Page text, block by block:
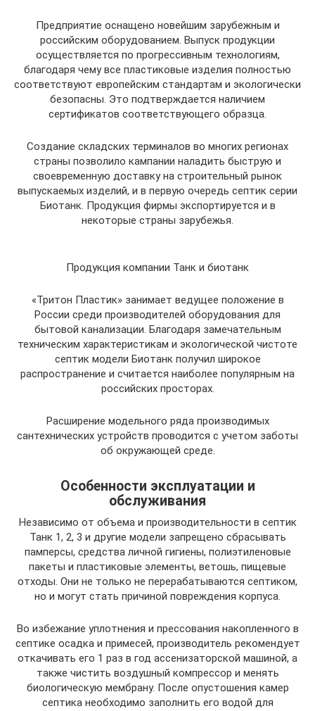
Предприятие оснащено новейшим зарубежным и
российским оборудованием. Выпуск продукции
осуществляется по прогрессивным технологиям,
благодаря чему все пластиковые изделия полностью
соответствуют европейским стандартам и экологически
безопасны. Это подтверждается наличием
сертификатов соответствующего образца.
Создание складских терминалов во многих регионах
страны позволило кампании наладить быструю и
своевременную доставку на строительный рынок
выпускаемых изделий, и в первую очередь септик серии
Биотанк. Продукция фирмы экспортируется и в
некоторые страны зарубежья.
Продукция компании Танк и биотанк
«Тритон Пластик» занимает ведущее положение в
России среди производителей оборудования для
бытовой канализации. Благодаря замечательным
техническим характеристикам и экологической чистоте
септик модели Биотанк получил широкое
распространение и считается наиболее популярным на
российских просторах.
Расширение модельного ряда производимых
сантехнических устройств проводится с учетом заботы
об окружающей среде.
Особенности эксплуатации и
обслуживания
Независимо от объема и производительности в септик
Танк 1, 2, 3 и другие модели запрещено сбрасывать
памперсы, средства личной гигиены, полиэтиленовые
пакеты и пластиковые элементы, ветошь, пищевые
отходы. Они не только не перерабатываются септиком,
но и могут стать причиной повреждения корпуса.
Во избежание уплотнения и прессования накопленного в
септике осадка и примесей, производитель рекомендует
откачивать его 1 раз в год ассенизаторской машиной, а
также чистить воздушный компрессор и менять
биологическую мембрану. После опустошения камер
септика необходимо заполнить его водой для